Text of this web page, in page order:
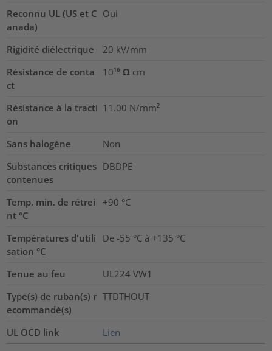
Reconnu UL (US et C
anada)
Oui
Rigidité diélectrique 20 kV/mm
Résistance de conta
ct
10¹⁶ Ω cm
Résistance à la tracti
on
11.00 N/mm²
Sans halogène
Non
Substances critiques
contenues
DBDPE
Temp. min. de rétrei
nt °C
+90 °C
Températures d'utili
sation °C
De -55 °C à +135 °C
Tenue au feu
UL224 VW1
Type(s) de ruban(s) r
ecommandé(s)
TTDTHOUT
UL OCD link Lien